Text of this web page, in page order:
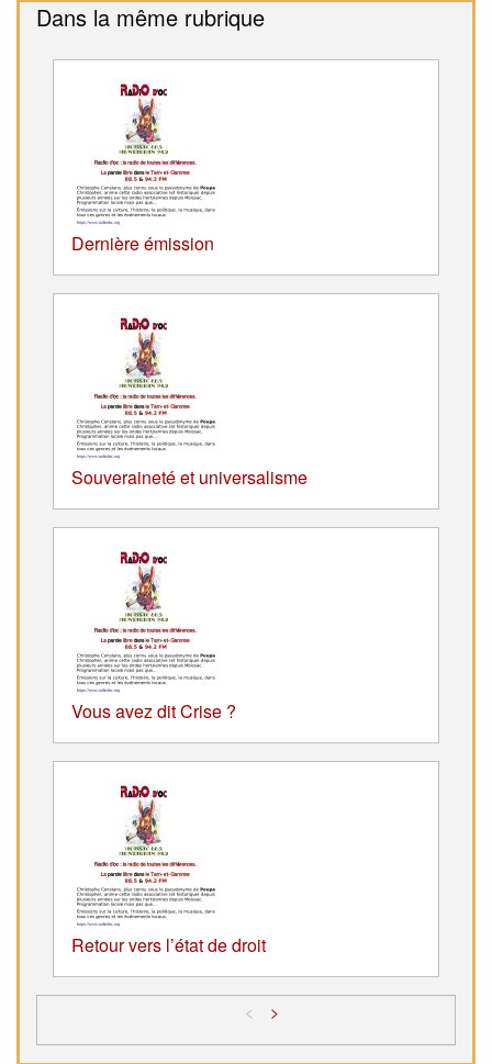
Dans la même rubrique
Dernière émission
Souveraineté et universalisme
Vous avez dit Crise ?
Retour vers l’état de droit
< >